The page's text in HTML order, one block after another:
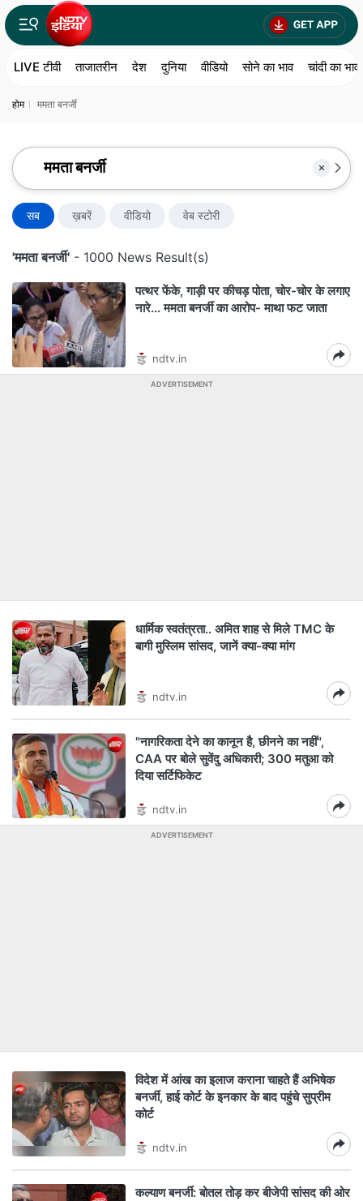
LIVE टीवी ताजातरीन देश दुनिया वीडियो सोने का भाव चांदी का भाव
होम ममता बनर्जी
सब ख़बरें वीडियो वेब स्टोरी
'ममता बनर्जी' - 1000 News Result(s)
पत्थर फेंके, गाड़ी पर कीचड़ पोता, चोर-चोर के लगाए
नारे... ममता बनर्जी का आरोप- माथा फट जाता
ndtv.in
ADVERTISEMENT
धार्मिक स्वतंत्रता.. अमित शाह से मिले TMC के
बागी मुस्लिम सांसद, जानें क्या-क्या मांग
ndtv.in
"नागरिकता देने का कानून है, छीनने का नहीं",
CAA पर बोले सुवेंदु अधिकारी; 300 मतुआ को
दिया सर्टिफिकेट
ndtv.in
ADVERTISEMENT
विदेश में आंख का इलाज कराना चाहते हैं अभिषेक
बनर्जी, हाई कोर्ट के इनकार के बाद पहुंचे सुप्रीम
कोर्ट
ndtv.in
कल्याण बनर्जी: बोतल तोड़ कर बीजेपी सांसद की ओर